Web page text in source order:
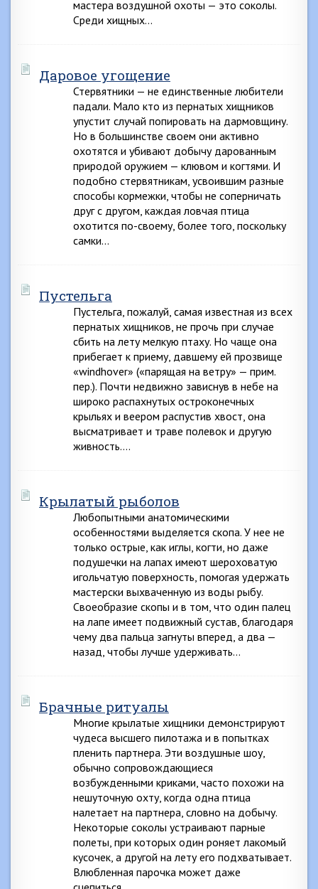
мастера воздушной охоты — это соколы.
Среди хищных…
Даровое угощение
Стервятники — не единственные любители
падали. Мало кто из пернатых хищников
упустит случай попировать на дармовщину.
Но в большинстве своем они активно
охотятся и убивают добычу дарованным
природой оружием — клювом и когтями. И
подобно стервятникам, усвоившим разные
способы кормежки, чтобы не соперничать
друг с другом, каждая ловчая птица
охотится по-своему, болee того, поскольку
самки…
Пустельга
Пустельга, пожалуй, самая известная из всех
пернатых хищников, не прочь при случае
сбить на лету мелкую птаху. Но чаще она
прибегает к приему, давшему ей прозвище
«windhover» («парящая на ветру» — прим.
пep.). Почти недвижно зависнув в небе на
широко распахнутых остроконечных
крыльях и веером распустив хвост, она
высматривает и траве полевок и другую
живность….
Крылатый рыболов
Любопытными анатомическими
особенностями выделяется скопа. У нее не
только острые, как иглы, когти, но даже
подушечки на лапах имеют шероховатую
игольчатую поверхность, помогая удержать
мастерски выхваченную из воды рыбу.
Своеобразие скопы и в том, что один палец
на лапе имеет подвижный сустав, благодаря
чему два пальца загнуты вперед, а два —
назад, чтобы лучше удерживать…
Брачные ритуалы
Многие крылатые хищники демонстрируют
чудеса высшего пилотажа и в попытках
пленить партнера. Эти воздушные шоу,
обычно сопровождающиеся
возбужденными криками, часто похожи на
нешуточную охту, когда одна птица
налетает на партнера, словно на добычу.
Некоторые соколы устраивают парные
полеты, при которых один роняет лакомый
кусочек, а другой на лету его подхватывает.
Влюбленная парочка может даже